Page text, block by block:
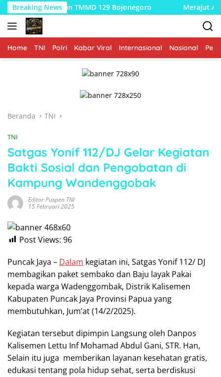
Langsung
ke
konten
Breaking News
TMMD 129 Bojonegoro Merajut Asa di Dusun
Home TNI Polri Kabar Viral Internasional Nasional
Beranda TNI
TNI
Satgas Yonif 112/DJ Gelar Kegiatan
Bakti Sosial dan Pengobatan di
Kampung Wandenggobak
Editor Puspen TNI
15 Februari 2025
Post Views: 96
Puncak Jaya – Dalam kegiatan ini, Satgas Yonif 112/ DJ
membagikan paket sembako dan Baju layak Pakai
kepada warga Wadenggombak, Distrik Kalisemen
Kabupaten Puncak Jaya Provinsi Papua yang
membutuhkan, Jum’at (14/2/2025).
Kegiatan tersebut dipimpin Langsung oleh Danpos
Kalisemen Lettu Inf Mohamad Abdul Gani, STR. Han,
Selain itu juga memberikan layanan kesehatan gratis,
edukasi tentang pola hidup sehat, serta berdiskusi